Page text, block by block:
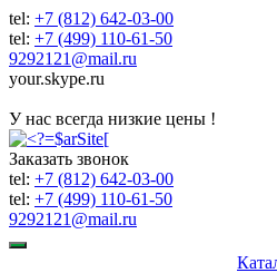
tel: +7 (812) 642-03-00
tel: +7 (499) 110-61-50
9292121@mail.ru
your.skype.ru
У нас всегда низкие цены !
Заказать звонок
tel: +7 (812) 642-03-00
tel: +7 (499) 110-61-50
9292121@mail.ru